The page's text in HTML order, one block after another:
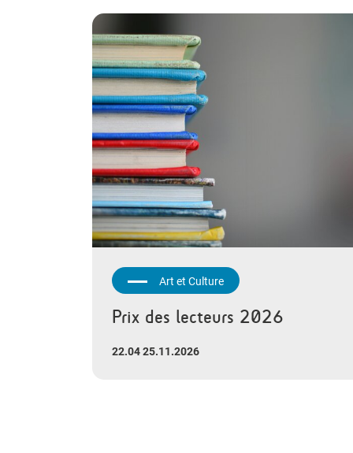
Art et Culture
Prix des lecteurs 2026
22.04 25.11.2026